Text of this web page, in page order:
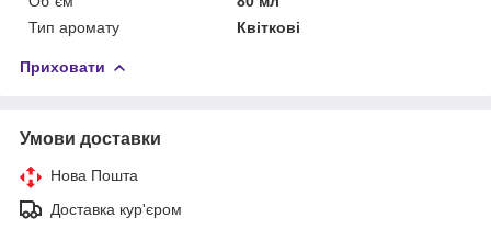
Тип аромату
Квіткові
Приховати
Умови доставки
Нова Пошта
Доставка кур'єром